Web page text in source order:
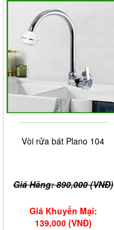
Vòi rửa bát Plano 104
Giá Hãng: 890,000 (VNĐ)
Giá Khuyến Mại:
139,000 (VNĐ)